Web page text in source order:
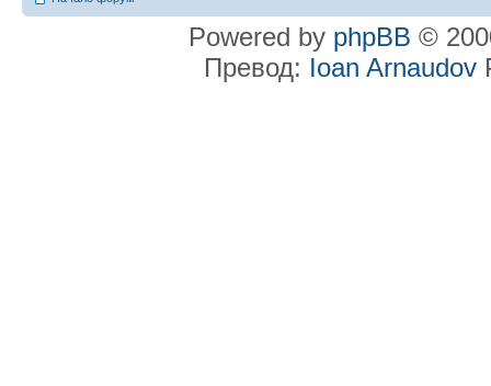
Powered by phpBB ©
Превод: Ioan Arnaudov